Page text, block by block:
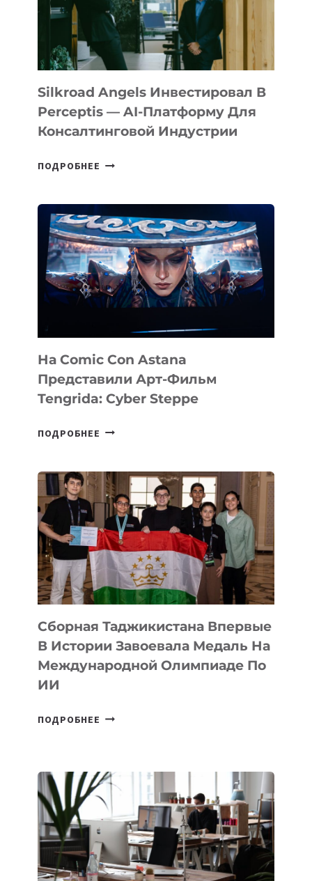
Silkroad Angels Инвестировал В
Perceptis — AI-Платформу Для
Консалтинговой Индустрии
ПОДРОБНЕЕ SILKROAD
В
PERCEPTIS
—
AI-
ПЛАТФОРМУ
ДЛЯ
ИНДУСТРИИ
На Comic Con Astana
Представили Арт-Фильм
Tengrida: Cyber Steppe
ПОДРОБНЕЕ НА
ASTANA
ПРЕДСТАВИЛИ
АРТ-
ФИЛЬМ
TENGRIDA:
CYBER
STEPPE
Сборная Таджикистана Впервые
В Истории Завоевала Медаль На
Международной Олимпиаде По
ИИ
ПОДРОБНЕЕ СБОРНАЯ
ИСТОРИИ
ЗАВОЕВАЛА
МЕДАЛЬ
НА
МЕЖДУНАРОДНОЙ
ОЛИМПИАДЕ